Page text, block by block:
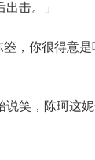
击。」
，你很得意是
笑，陈珂这妮